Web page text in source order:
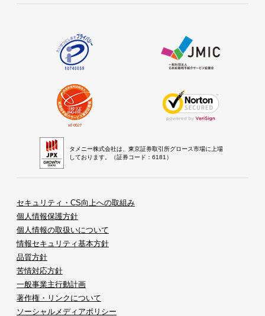
タメニー株式会社は、東京証券取引所グロース市場に上場
しております。（証券コード：6181）
セキュリティ・CS向上への取組み
個人情報保護方針
個人情報の取扱いについて
情報セキュリティ基本方針
品質方針
苦情対応方針
一般事業主行動計画
著作権・リンクについて
ソーシャルメディアポリシー